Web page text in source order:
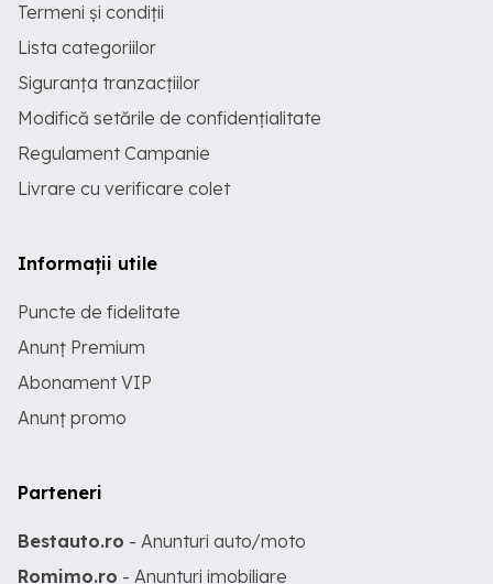
Termeni și condiții
Lista categoriilor
Siguranța tranzacțiilor
Modifică setările de confidențialitate
Regulament Campanie
Livrare cu verificare colet
Informații utile
Puncte de fidelitate
Anunț Premium
Abonament VIP
Anunț promo
Parteneri
Bestauto.ro - Anunturi auto/moto
Romimo.ro - Anunturi imobiliare